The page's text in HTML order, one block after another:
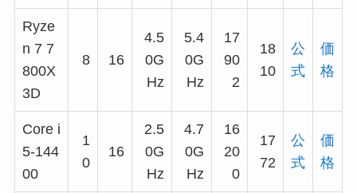
Ryze
n 7 7
800X
3D
8 16
4.5
0G
Hz
5.4
0G
Hz
17
90
2
18
10
公
式
価
格
Core i
5-144
00
1
0
16
2.5
0G
Hz
4.7
0G
Hz
16
20
0
17
72
公
式
価
格